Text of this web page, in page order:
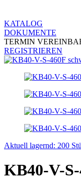
KATALOG
DOKUMENTE
TERMIN
REGISTRIEREN
Aktuell lagernd: 200
KB40-V-